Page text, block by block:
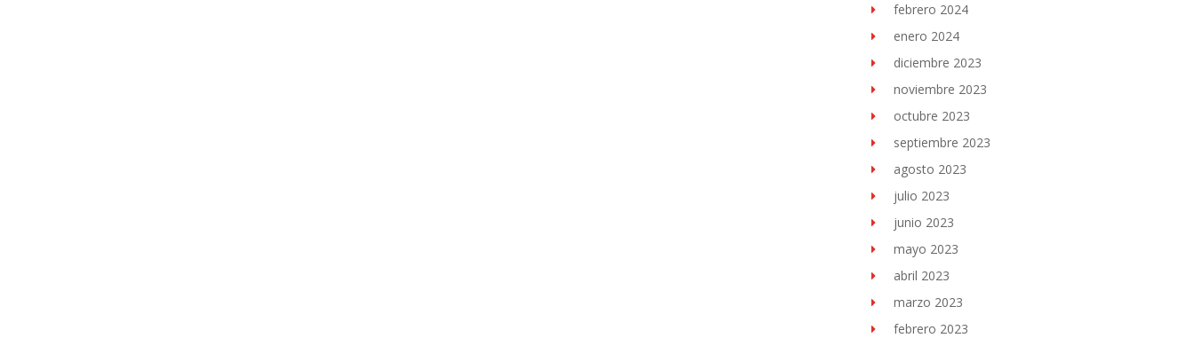
febrero 2024
enero 2024
diciembre 2023
noviembre 2023
octubre 2023
septiembre 2023
agosto 2023
julio 2023
junio 2023
mayo 2023
abril 2023
marzo 2023
febrero 2023